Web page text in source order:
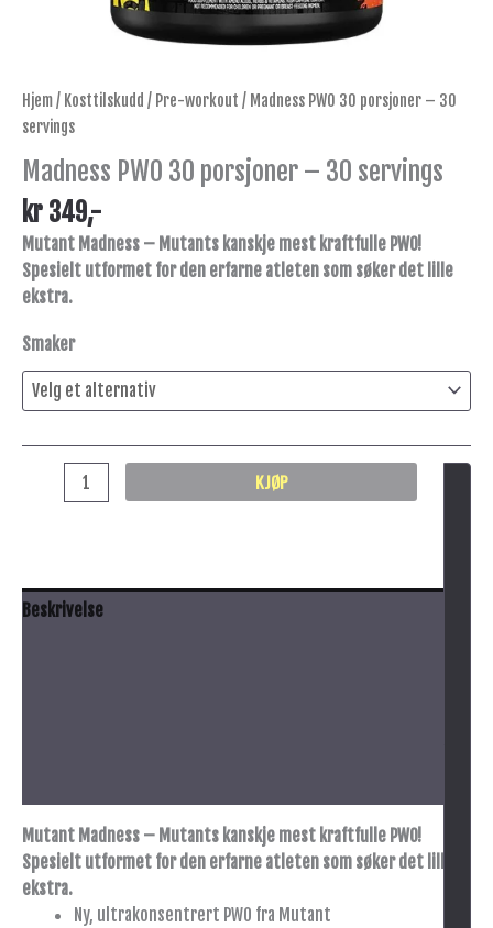
Hjem/ Kosttilskudd / Pre-workout / Madness PWO 30 porsjoner – 30
servings
Madness PWO 30 porsjoner – 30 servings
kr 349,-
Mutant Madness – Mutants kanskje mest kraftfulle PWO!
Spesielt utformet for den erfarne atleten som søker det lille
ekstra.
Smaker
KJØP
Beskrivelse
Mutant Madness – Mutants kanskje mest kraftfulle PWO!
Spesielt utformet for den erfarne atleten som søker det lille
ekstra.
Ny, ultrakonsentrert PWO fra Mutant